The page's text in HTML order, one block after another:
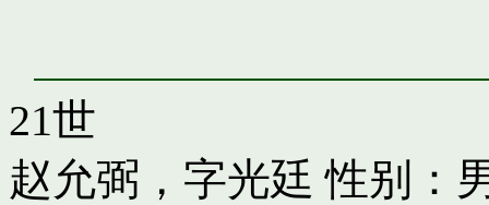
21世
赵允弼，字光廷 性别：